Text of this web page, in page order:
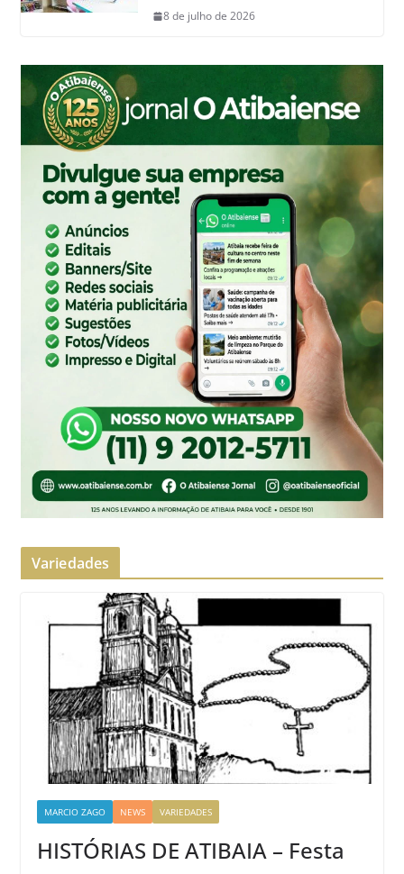
8 de julho de 2026
Variedades
MARCIO ZAGO NEWS VARIEDADES
HISTÓRIAS DE ATIBAIA – Festa